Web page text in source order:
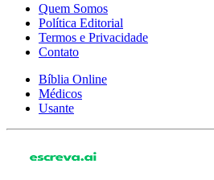
Quem Somos
Política Editorial
Termos e Privacidade
Contato
Bíblia Online
Médicos
Usante